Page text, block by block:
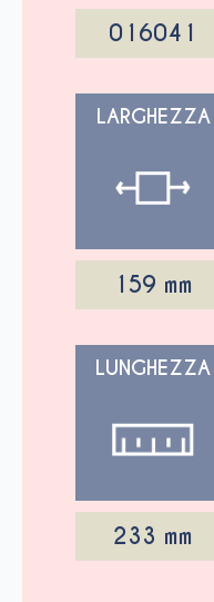
016041
LARGHEZZA
159 mm
LUNGHEZZA
233 mm